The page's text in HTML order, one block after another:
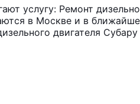
услугу: Ремонт
в Москве и в
двигателя